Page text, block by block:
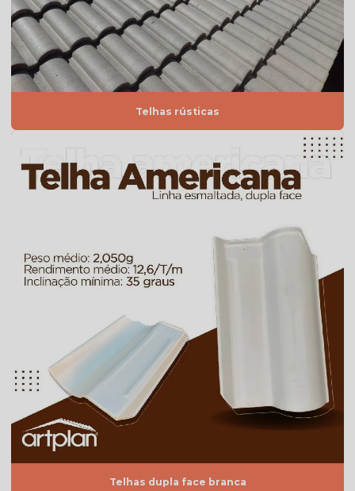
Preço de telhas resinadas
Quanto custa telha de cimento
Telha americana branca
Telha americana caramelo
Telha americana esmaltada branca
Telha americana esmaltada cinza
Telha americana esmaltada dupla face preço
Telha americana esmaltada grafite
Telha americana esmaltada marfim
Telha americana esmaltada preço
Telha americana esmaltada valor
Telha americana esmaltada vermelha
Telha americana por m2
Telha americana mesclada
Telhas rústicas
Telhas dupla face branca